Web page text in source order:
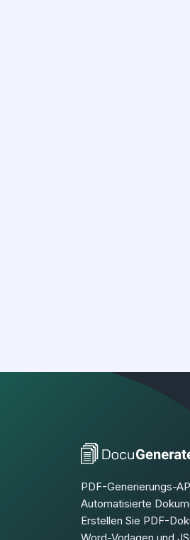
PDF-Generierungs-
Automatisierte
Erstellen Sie PDF-